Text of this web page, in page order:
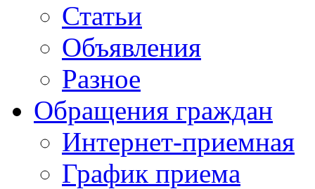
Статьи
Объявления
Разное
Обращения граждан
Интернет-приемная
График приема